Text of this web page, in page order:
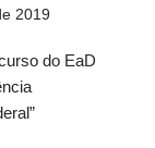
2019
do EaD